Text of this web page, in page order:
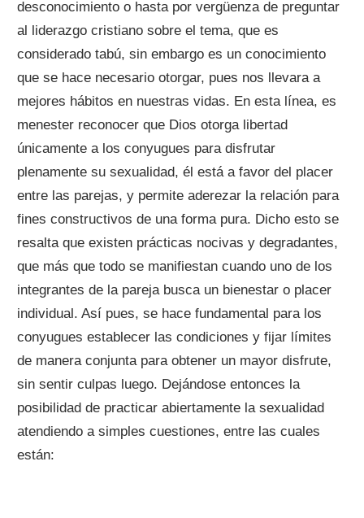
desconocimiento o hasta por vergüenza de preguntar
al liderazgo cristiano sobre el tema, que es
considerado tabú, sin embargo es un conocimiento
que se hace necesario otorgar, pues nos llevara a
mejores hábitos en nuestras vidas. En esta línea, es
menester reconocer que Dios otorga libertad
únicamente a los conyugues para disfrutar
plenamente su sexualidad, él está a favor del placer
entre las parejas, y permite aderezar la relación para
fines constructivos de una forma pura. Dicho esto se
resalta que existen prácticas nocivas y degradantes,
que más que todo se manifiestan cuando uno de los
integrantes de la pareja busca un bienestar o placer
individual. Así pues, se hace fundamental para los
conyugues establecer las condiciones y fijar límites
de manera conjunta para obtener un mayor disfrute,
sin sentir culpas luego. Dejándose entonces la
posibilidad de practicar abiertamente la sexualidad
atendiendo a simples cuestiones, entre las cuales
están: